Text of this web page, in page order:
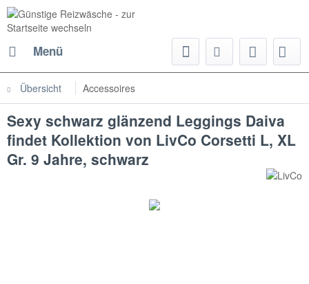
Menü
Übersicht Accessoires
Sexy schwarz glänzend Leggings Daiva
findet Kollektion von LivCo Corsetti L, XL
Gr. 9 Jahre, schwarz